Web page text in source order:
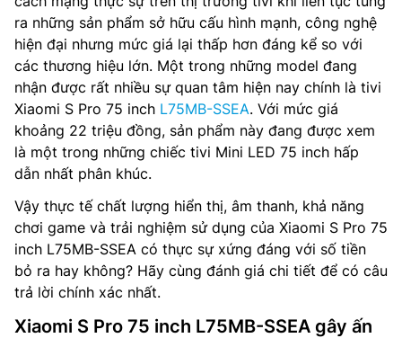
ra những sản phẩm sở hữu cấu hình mạnh, công nghệ
hiện đại nhưng mức giá lại thấp hơn đáng kể so với
các thương hiệu lớn. Một trong những model đang
nhận được rất nhiều sự quan tâm hiện nay chính là tivi
Xiaomi S Pro 75 inch L75MB-SSEA. Với mức giá
khoảng 22 triệu đồng, sản phẩm này đang được xem
là một trong những chiếc tivi Mini LED 75 inch hấp
dẫn nhất phân khúc.
Vậy thực tế chất lượng hiển thị, âm thanh, khả năng
chơi game và trải nghiệm sử dụng của Xiaomi S Pro 75
inch L75MB-SSEA có thực sự xứng đáng với số tiền
bỏ ra hay không? Hãy cùng đánh giá chi tiết để có câu
trả lời chính xác nhất.
Xiaomi S Pro 75 inch L75MB-SSEA gây ấn